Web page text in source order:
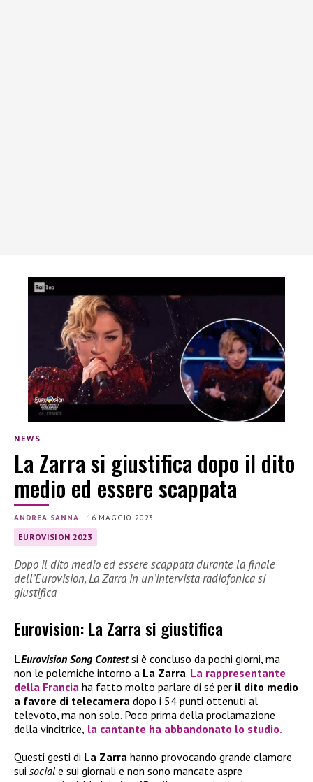
NEWS
La Zarra si giustifica dopo il dito
medio ed essere scappata
ANDREA SANNA | 16 MAGGIO 2023
EUROVISION 2023
Dopo il dito medio ed essere scappata durante la finale
dell’Eurovision, La Zarra in un’intervista radiofonica si
giustifica
Eurovision: La Zarra si giustifica
L’Eurovision Song Contestsi è concluso da pochi giorni, ma
non le polemiche intorno a La Zarra. La rappresentante
della Francia ha fatto molto parlare di sé per il dito medio
a favore di telecamera dopo i 54 punti ottenuti al
televoto, ma non solo. Poco prima della proclamazione
della vincitrice, la cantante ha abbandonato lo studio.
Questi gesti di La Zarra hanno provocando grande clamore
sui social e sui giornali e non sono mancate aspre